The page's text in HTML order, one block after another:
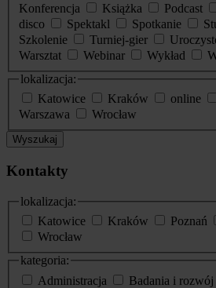
Konferencja
Książka Podcast
disco
Spektakl Spotkanie
Szkolenie
Turniej-gier
Warsztat
Webinar Wykład
lokalizacja:
Katowice
Kraków online
Warszawa
Wrocław
Wyszukaj
Kontakty
lokalizacja:
Katowice
Kraków Poznań
Wrocław
kategoria:
Administracja
Badania i rozwój